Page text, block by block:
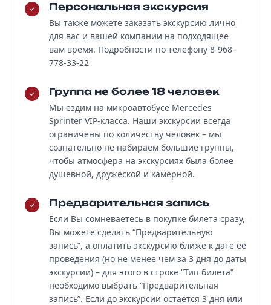
Персональная экскурсия
Вы также можете заказать экскурсию лично
для вас и вашей компании на подходящее
вам время. Подробности по телефону 8-968-
778-33-22
Группа не более 18 человек
Мы ездим на микроавтобусе Mercedes
Sprinter VIP-класса. Наши экскурсии всегда
ограничены по количеству человек – мы
сознательно не набираем большие группы,
чтобы атмосфера на экскурсиях была более
душевной, дружеской и камерной.
Предварительная запись
Если Вы сомневаетесь в покупке билета сразу,
Вы можете сделать “Предварительную
запись”, а оплатить экскурсию ближе к дате ее
проведения (но не менее чем за 3 дня до даты
экскурсии) – для этого в строке “Тип билета”
необходимо выбрать “Предварительная
запись”. Если до экскурсии остается 3 дня или